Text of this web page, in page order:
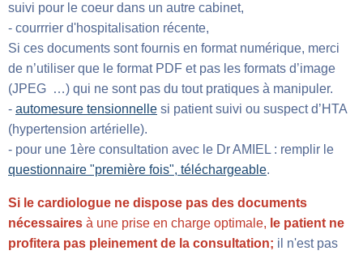
suivi pour le coeur dans un autre cabinet,
- courrrier d'hospitalisation récente,
Si ces documents sont fournis en format numérique, merci
de n’utiliser que le format PDF et pas les formats d’image
(JPEG …) qui ne sont pas du tout pratiques à manipuler.
- automesure tensionnelle si patient suivi ou suspect d’HTA
(hypertension artérielle).
- pour une 1ère consultation avec le Dr AMIEL : remplir le
questionnaire "première fois", téléchargeable.
Si le cardiologue ne dispose pas des documents
nécessaires à une prise en charge optimale, le patient ne
profitera pas pleinement de la consultation; il n'est pas